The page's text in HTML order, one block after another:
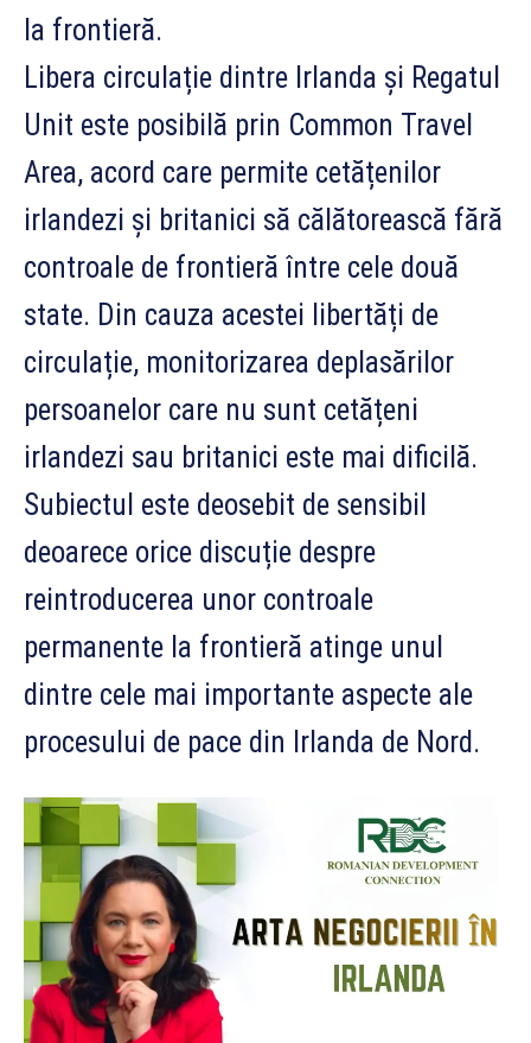
la frontieră.
Libera circulație dintre Irlanda și Regatul
Unit este posibilă prin Common Travel
Area, acord care permite cetățenilor
irlandezi și britanici să călătorească fără
controale de frontieră între cele două
state. Din cauza acestei libertăți de
circulație, monitorizarea deplasărilor
persoanelor care nu sunt cetățeni
irlandezi sau britanici este mai dificilă.
Subiectul este deosebit de sensibil
deoarece orice discuție despre
reintroducerea unor controale
permanente la frontieră atinge unul
dintre cele mai importante aspecte ale
procesului de pace din Irlanda de Nord.